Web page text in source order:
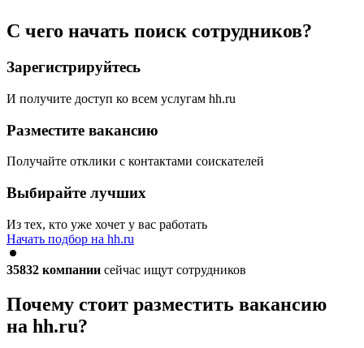
С чего начать поиск сотрудников?
Зарегистрируйтесь
И получите доступ ко всем услугам hh.ru
Разместите вакансию
Получайте отклики с контактами соискателей
Выбирайте лучших
Из тех, кто уже хочет у вас работать
Начать подбор на hh.ru
35832 компании сейчас ищут сотрудников
Почему стоит разместить вакансию
на hh.ru?